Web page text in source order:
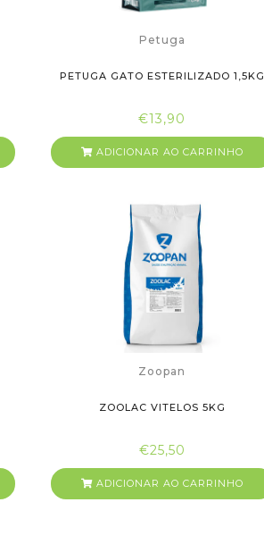
Petuga
PETUGA GATO ESTERILIZADO 1,5KG
€13,90
ADICIONAR AO CARRINHO
Zoopan
ZOOLAC VITELOS 5KG
€25,50
ADICIONAR AO CARRINHO